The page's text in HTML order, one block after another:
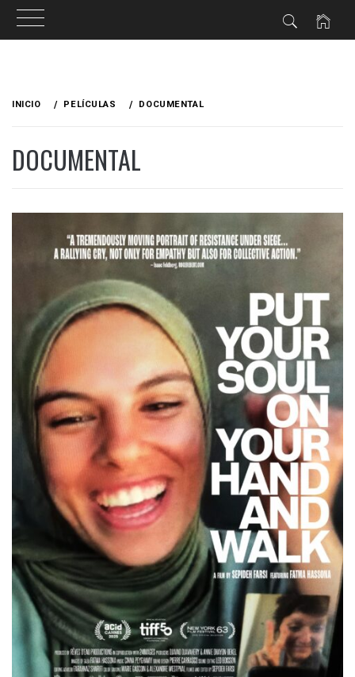
INICIO PELÍCULAS DOCUMENTAL
DOCUMENTAL